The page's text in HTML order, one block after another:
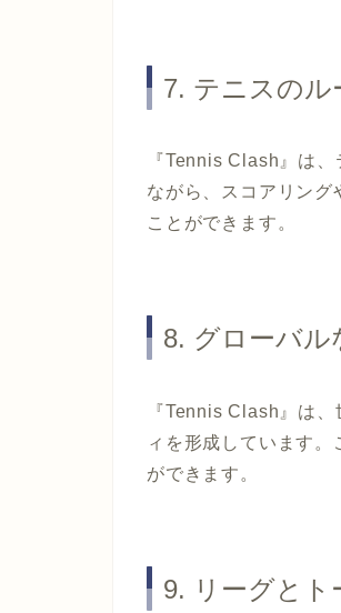
7. テニスのル
『Tennis Clash』は
ながら、スコアリング
ことができます。
8. グローバル
『Tennis Clash』は
ィを形成しています
ができます。
9. リーグとト